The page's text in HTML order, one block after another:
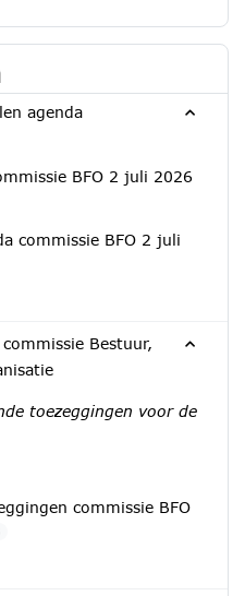
agenda
BFO 2 juli 2026
commissie BFO 2 juli
Bestuur,
toezeggingen voor de
commissie BFO